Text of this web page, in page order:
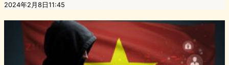
2024年2月8日11:45